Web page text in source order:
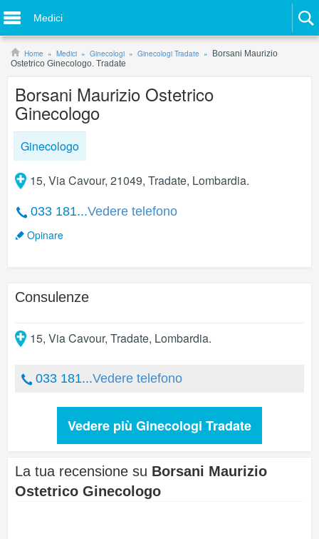
Medici
Home Medici Ginecologi Ginecologi Tradate
Borsani Maurizio
Ostetrico Ginecologo. Tradate
Borsani Maurizio Ostetrico
Ginecologo
Ginecologo
15, Via Cavour, 21049, Tradate, Lombardia.
033 181...Vedere telefono
Opinare
Consulenze
15, Via Cavour, Tradate, Lombardia.
033 181...Vedere telefono
Vedere più Ginecologi Tradate
La tua recensione su Borsani Maurizio
Ostetrico Ginecologo